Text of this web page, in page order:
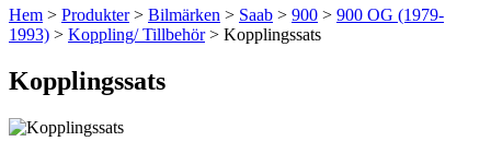
Hem > Produkter> Bilmärken > Saab > 900 > 900 OG (1979-
1993) > Koppling/ Tillbehör> Kopplingssats
Kopplingssats